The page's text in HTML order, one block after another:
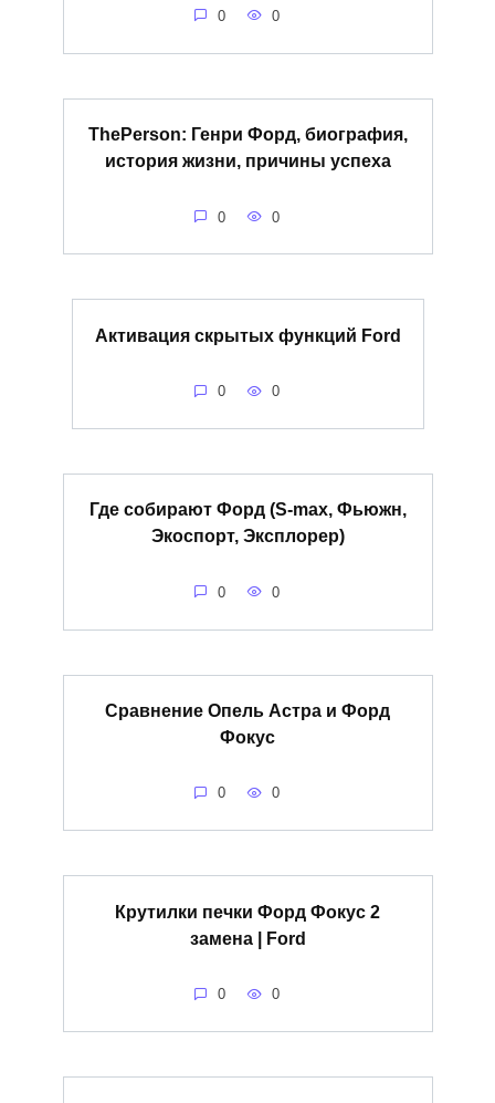
0 0
ThePerson: Генри Форд, биография,
история жизни, причины успеха
0 0
Активация скрытых функций Ford
0 0
Где собирают Форд (S-max, Фьюжн,
Экоспорт, Эксплорер)
0 0
Сравнение Опель Астра и Форд
Фокус
0 0
Крутилки печки Форд Фокус 2
замена | Ford
0 0